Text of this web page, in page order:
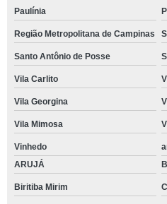
Paulínia
Região Metropolitana de Campinas
Santo Antônio de Posse
Vila Carlito
Vila Georgina
Vila Mimosa
Vinhedo
ARUJÁ
Biritiba Mirim